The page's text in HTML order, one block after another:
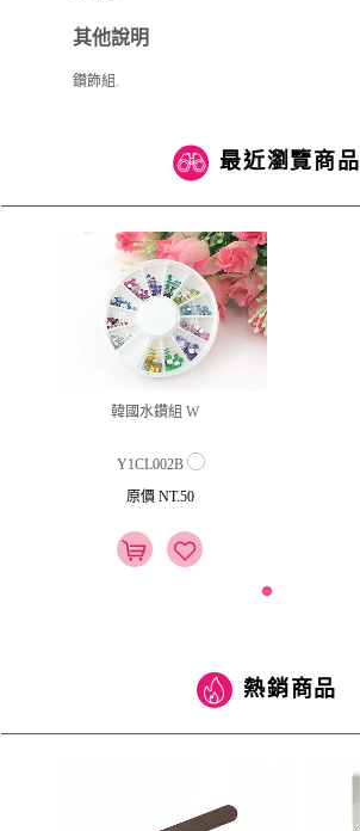
其他說明
鑚飾組.
最近瀏覽商品
韓國水鑽組 W
Y1CL002B
原價 NT.50
熱銷商品